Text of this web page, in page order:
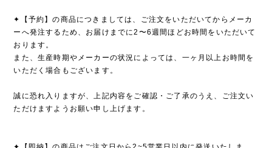
✦【予約】の商品につきましては、ご注文をいただいてからメーカ
ーへ発注するため、お届けまでに2〜6週間ほどお時間をいただいて
おります。
また、生産時期やメーカーの状況によっては、一ヶ月以上お時間を
いただく場合もございます。
誠に恐れ入りますが、上記内容をご確認・ご了承のうえ、ご注文い
ただけますようお願い申し上げます。